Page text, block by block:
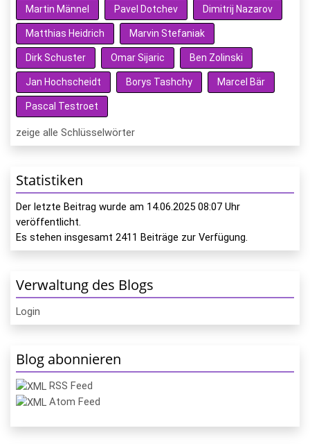
Martin Männel Pavel Dotchev Dimitrij Nazarov
Matthias Heidrich Marvin Stefaniak
Dirk Schuster Omar Sijaric Ben Zolinski
Jan Hochscheidt Borys Tashchy Marcel Bär
Pascal Testroet
zeige alle Schlüsselwörter
Statistiken
Der letzte Beitrag wurde am 14.06.2025 08:07 Uhr
veröffentlicht.
Es stehen insgesamt 2411 Beiträge zur Verfügung.
Verwaltung des Blogs
Login
Blog abonnieren
RSS Feed
Atom Feed